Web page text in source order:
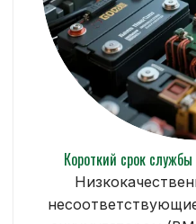
Короткий срок